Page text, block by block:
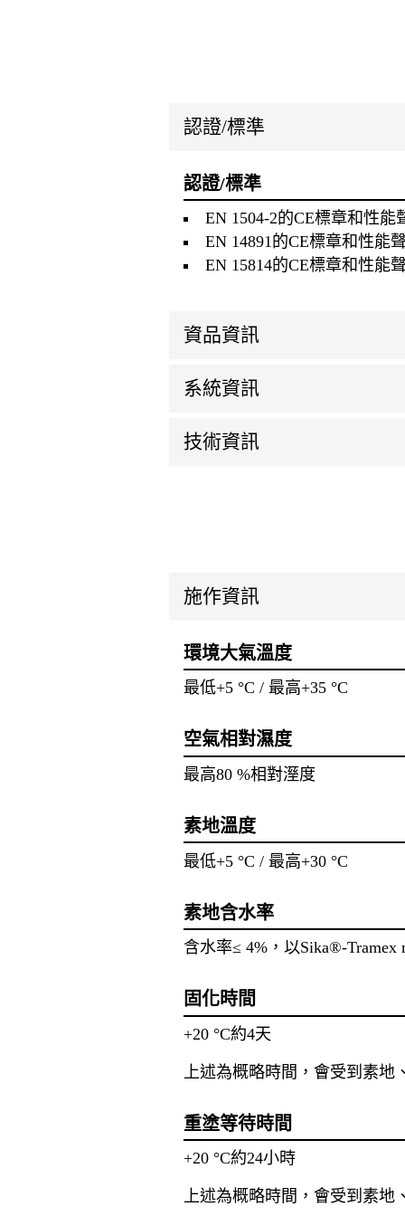
認證/標準
認證/標準
EN 1504-2的CE標章和性
EN 14891的CE標章和性能
EN 15814的CE標章和性能
資品資訊
系統資訊
技術資訊
施作資訊
環境大氣溫度
最低+5 °C / 最高+35 °C
空氣相對濕度
最高80 %相對溼度
素地溫度
最低+5 °C / 最高+30 °C
素地含水率
含水率≤ 4%，以Sika®-Tramex
固化時間
+20 °C約4天
上述為概略時間，會受到素
重塗等待時間
+20 °C約24小時
上述為概略時間，會受到素地